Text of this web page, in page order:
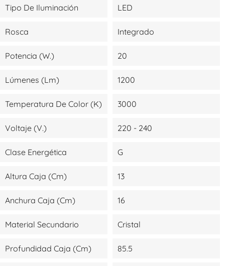
Tipo De Iluminación LED
Rosca Integrado
Potencia (W.) 20
Lúmenes (lm) 1200
Temperatura De Color (K) 3000
Voltaje (V.) 220 - 240
Clase Energética G
Altura Caja (cm) 13
Anchura Caja (cm) 16
Material Secundario Cristal
Profundidad Caja (cm) 85.5